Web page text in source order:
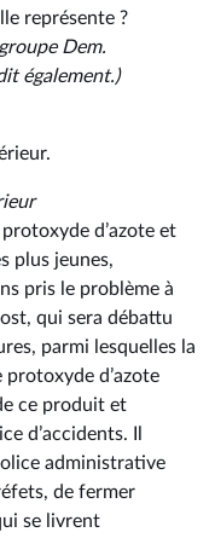
représente ?
Dem.
également.)
d’azote et
plus jeunes,
pris le problème à
qui sera débattu
parmi lesquelles la
d’azote
ce produit et
d’accidents. Il
administrative
de fermer
se livrent